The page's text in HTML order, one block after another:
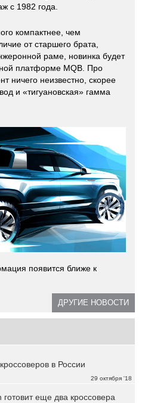
с 1982 года.
компактнее, чем
от старшего брата,
раме, новинка будет
платформе MQB. Про
ничего неизвестно, скорее
и «тигуановская» гамма
появится ближе к
ДРУГИЕ НОВОСТИ
29 октября '18
в России
готовит еще два кроссовера